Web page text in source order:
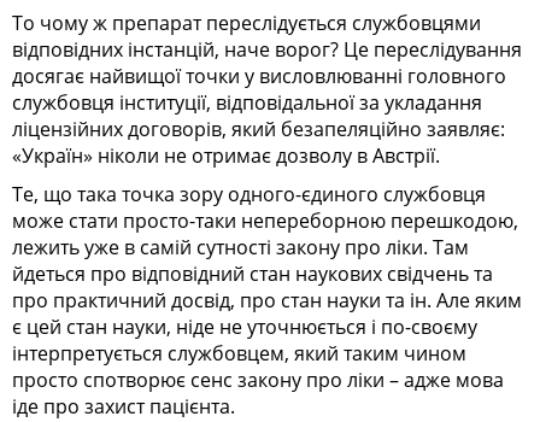
То чому ж препарат переслідується службовцями
відповідних інстанцій, наче ворог? Це переслідування
досягає найвищої точки у висловлюванні головного
службовця інституції, відповідальної за укладання
ліцензійних договорів, який безапеляційно заявляє:
«Україн» ніколи не отримає дозволу в Австрії.
Те, що така точка зору одного-єдиного службовця
може стати просто-таки непереборною перешкодою,
лежить уже в самій сутності закону про ліки. Там
йдеться про відповідний стан наукових свідчень та
про практичний досвід, про стан науки та ін. Але яким
є цей стан науки, ніде не уточнюється і по-своєму
інтерпретується службовцем, який таким чином
просто спотворює сенс закону про ліки – адже мова
іде про захист пацієнта.